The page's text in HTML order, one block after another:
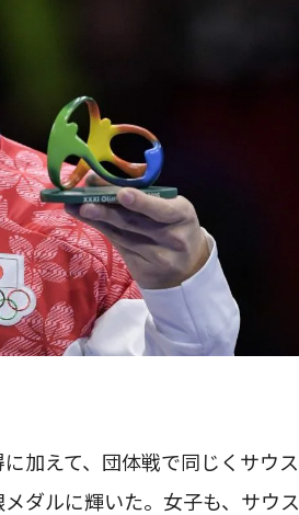
加えて、団体戦で同じくサウス
ダルに輝いた。女子も、サウス